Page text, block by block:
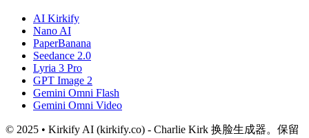
AI Kirkify
Nano AI
PaperBanana
Seedance 2.0
Lyria 3 Pro
GPT Image 2
Gemini Omni Flash
Gemini Omni Video
© 2025 • Kirkify AI (kirkify.co) - Charlie Kirk 换脸生成器。保留